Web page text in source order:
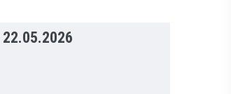
22.05.2026